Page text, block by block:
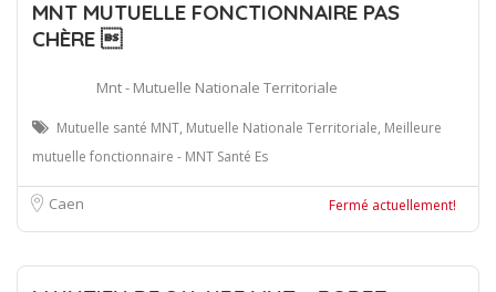
MNT MUTUELLE FONCTIONNAIRE PAS
CHÈRE 
Mnt - Mutuelle Nationale Territoriale
Mutuelle santé MNT, Mutuelle Nationale Territoriale, Meilleure
mutuelle fonctionnaire - MNT Santé Es
Caen Fermé actuellement!